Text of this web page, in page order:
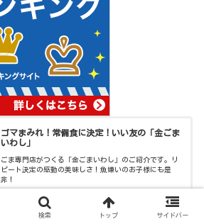
ゴマまみれ！常備食に決定！いい友の「金ごま
いわし」
ごま専門店がつくる「金ごまいわし」のご紹介です。リ
ピート決定の感動の美味しさ！魚嫌いのお子様にも是
非！
anzy.life
検索 トップ サイドバー